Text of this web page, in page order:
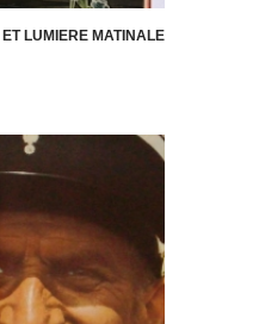
LUMIERE MATINALE